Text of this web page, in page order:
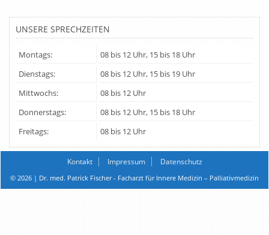
UNSERE SPRECHZEITEN
Montags:
08 bis 12 Uhr, 15 bis 18 Uhr
Dienstags:
08 bis 12 Uhr, 15 bis 19 Uhr
Mittwochs:
08 bis 12 Uhr
Donnerstags:
08 bis 12 Uhr, 15 bis 18 Uhr
Freitags:
08 bis 12 Uhr
Kontakt Impressum
Datenschutz
© 2026 | Dr. med. Patrick Fischer - Facharzt für Innere Medizin – Palliativmedizin